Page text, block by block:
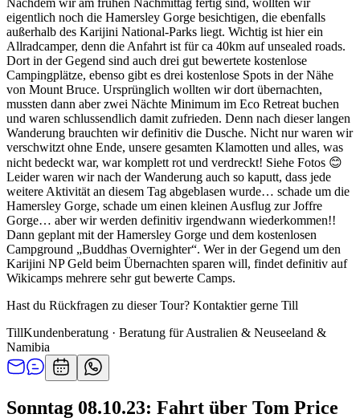
Nachdem wir am frühen Nachmittag fertig sind, wollten wir
eigentlich noch die Hamersley Gorge besichtigen, die ebenfalls
außerhalb des Karijini National-Parks liegt. Wichtig ist hier ein
Allradcamper, denn die Anfahrt ist für ca 40km auf unsealed roads.
Dort in der Gegend sind auch drei gut bewertete kostenlose
Campingplätze, ebenso gibt es drei kostenlose Spots in der Nähe
von Mount Bruce. Ursprünglich wollten wir dort übernachten,
mussten dann aber zwei Nächte Minimum im Eco Retreat buchen
und waren schlussendlich damit zufrieden. Denn nach dieser langen
Wanderung brauchten wir definitiv die Dusche. Nicht nur waren wir
verschwitzt ohne Ende, unsere gesamten Klamotten und alles, was
nicht bedeckt war, war komplett rot und verdreckt! Siehe Fotos 😊
Leider waren wir nach der Wanderung auch so kaputt, dass jede
weitere Aktivität an diesem Tag abgeblasen wurde… schade um die
Hamersley Gorge, schade um einen kleinen Ausflug zur Joffre
Gorge… aber wir werden definitiv irgendwann wiederkommen!!
Dann geplant mit der Hamersley Gorge und dem kostenlosen
Campground „Buddhas Overnighter“. Wer in der Gegend um den
Karijini NP Geld beim Übernachten sparen will, findet definitiv auf
Wikicamps mehrere sehr gut bewerte Camps.
Hast du Rückfragen zu dieser Tour? Kontaktier gerne Till
TillKundenberatung · Beratung für Australien & Neuseeland &
Namibia
Sonntag 08.10.23: Fahrt über Tom Price